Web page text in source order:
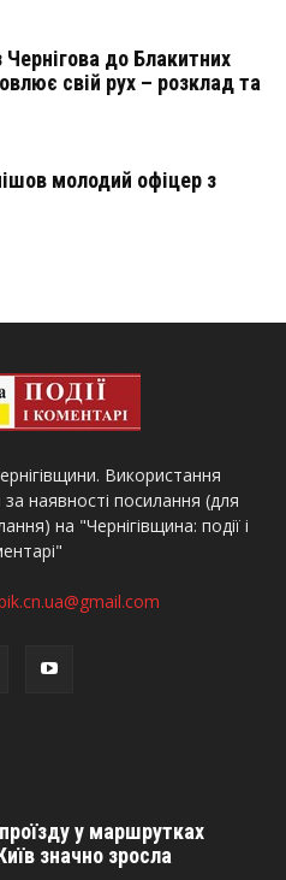
Чернігова до Блакитних
свій рух – розклад та
молодий офіцер з
Використання
наявності посилання (для
на "Чернігівщина: події і
у маршрутках
значно зросла